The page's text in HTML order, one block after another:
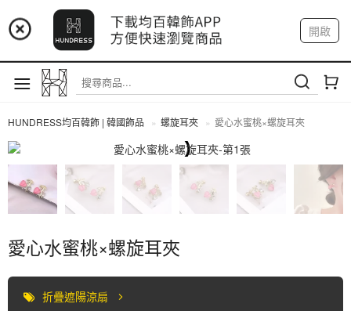
📢 市集預告：9/4-9/6 淡水捷運站
📢 市集預告：9/12-9/13 八里海巡基地
📢 市集預告：8/22-8/23 桃園青埔置地廣場
開啟
註冊 我的帳戶
HUNDRESS均百韓飾 | 韓國飾品 螺旋耳夾 愛心水蜜桃×螺旋耳夾
愛心水蜜桃×螺旋耳夾
折疊遮陽涼扇